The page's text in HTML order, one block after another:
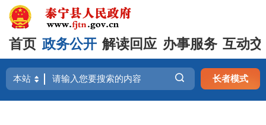
首页 政务公开 解读回应 办事服务 互动
长者模式